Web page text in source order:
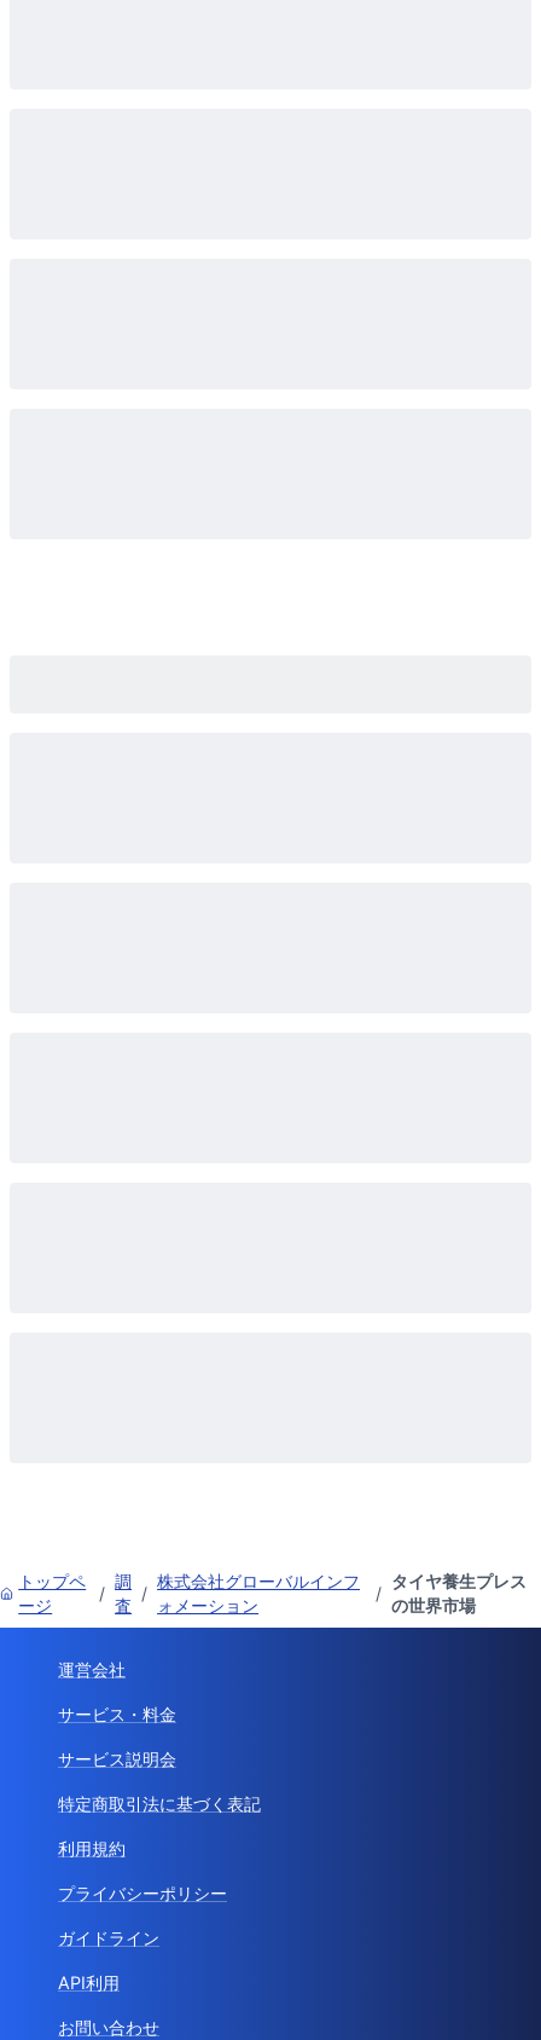
トップペ
ージ
/
調
査
/
株式会社グローバルインフ
ォメーション
/
タイヤ養生プレス
の世界市場
運営会社
サービス・料金
サービス説明会
特定商取引法に基づく表記
利用規約
プライバシーポリシー
ガイドライン
API利用
お問い合わせ